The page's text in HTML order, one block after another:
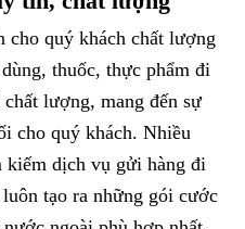
cho quý khách chất lượng
thuốc, thực phẩm đi
lượng, mang đến sự
cho quý khách. Nhiều
kiếm dịch vụ gửi hàng đi
tạo ra những gói cước